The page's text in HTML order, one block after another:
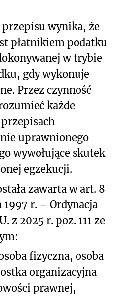
wynika, że
płatnikiem podatku
w trybie
gdy wykonuje
Przez czynność
każde
uprawnionego
wywołujące skutek
egzekucji.
zawarta w art. 8
r. – Ordynacja
z 2025 r. poz. 111 ze
fizyczna, osoba
organizacyjna
prawnej,